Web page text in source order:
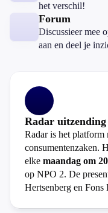
het verschil!
Forum
Discussieer mee
aan en deel je
Radar uitzending
Radar is het
consumentenzaken.
elke maandag om
op NPO 2. De
Hertsenberg en Fons